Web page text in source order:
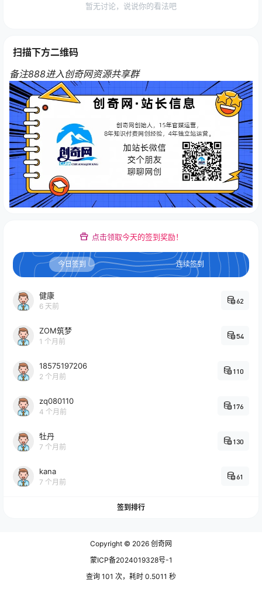
暂无讨论，说说你的看法吧
扫描下方二维码
备注888进入创奇网资源共享群
点击领取今天的签到奖励！
今日签到 连续签到
健康
6 天前
62
ZOM筑梦
1 个月前
54
18575197206
2 个月前
110
zq080110
4 个月前
176
牡丹
7 个月前
130
kana
7 个月前
61
签到排行
Copyright © 2026 创奇网
蒙ICP备2024019328号-1
查询 101 次，耗时 0.5011 秒